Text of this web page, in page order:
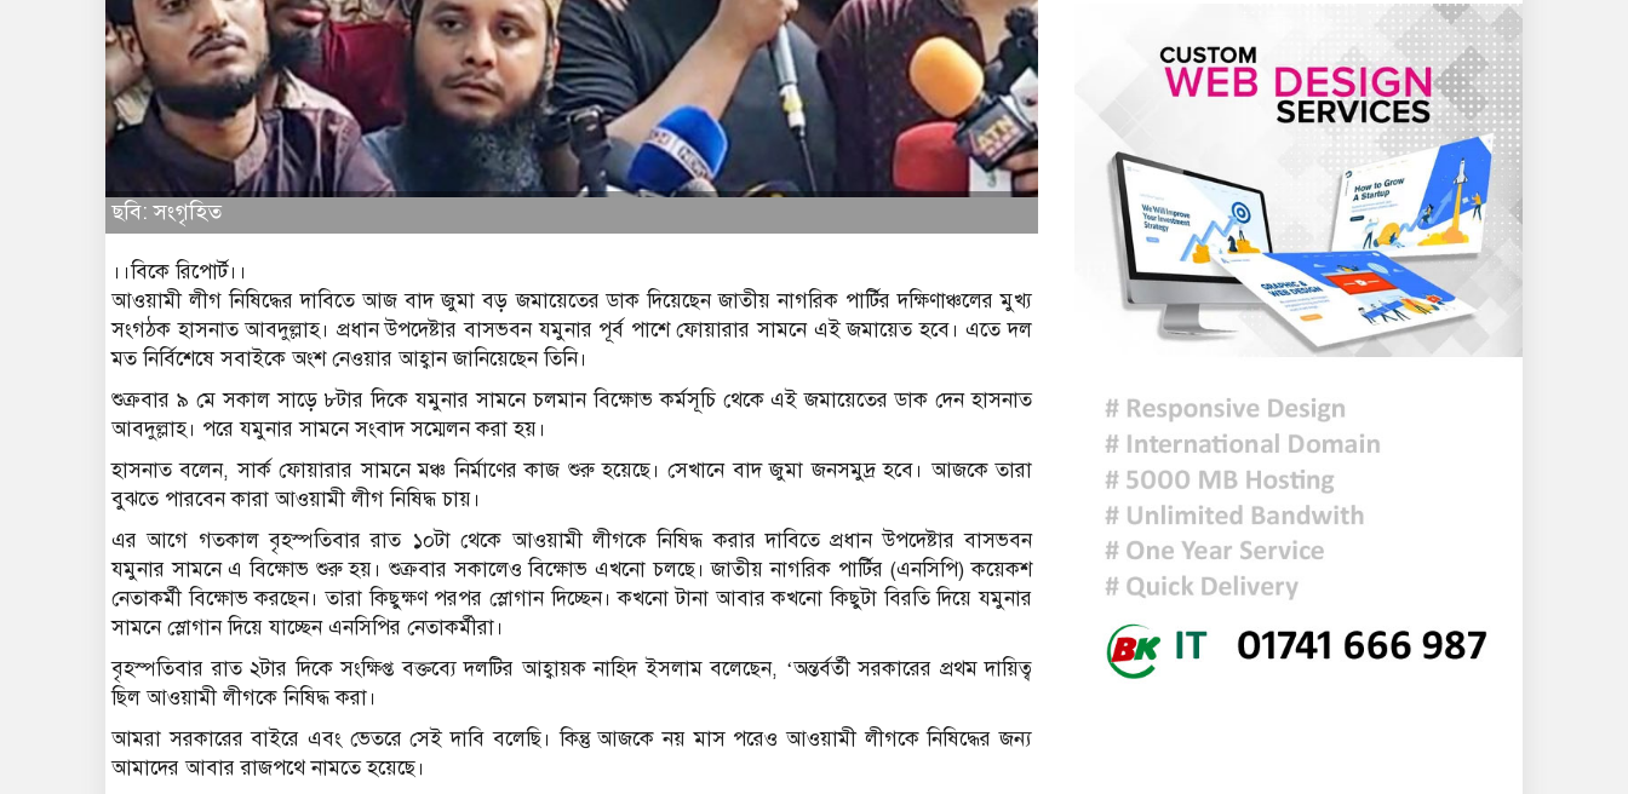
ছবি: সংগৃহিত
।।বিকে রিপোর্ট।।
আওয়ামী লীগ নিষিদ্ধের দাবিতে আজ বাদ জুমা বড় জমায়েতের ডাক দিয়েছেন জাতীয় নাগরিক পার্টির দক্ষিণাঞ্চলের মুখ্য
সংগঠক হাসনাত আবদুল্লাহ। প্রধান উপদেষ্টার বাসভবন যমুনার পূর্ব পাশে ফোয়ারার সামনে এই জমায়েত হবে। এতে দল
মত নির্বিশেষে সবাইকে অংশ নেওয়ার আহ্বান জানিয়েছেন তিনি।
শুক্রবার ৯ মে সকাল সাড়ে ৮টার দিকে যমুনার সামনে চলমান বিক্ষোভ কর্মসূচি থেকে এই জমায়েতের ডাক দেন হাসনাত
আবদুল্লাহ। পরে যমুনার সামনে সংবাদ সম্মেলন করা হয়।
হাসনাত বলেন, সার্ক ফোয়ারার সামনে মঞ্চ নির্মাণের কাজ শুরু হয়েছে। সেখানে বাদ জুমা জনসমুদ্র হবে। আজকে তারা
বুঝতে পারবেন কারা আওয়ামী লীগ নিষিদ্ধ চায়।
এর আগে গতকাল বৃহস্পতিবার রাত ১০টা থেকে আওয়ামী লীগকে নিষিদ্ধ করার দাবিতে প্রধান উপদেষ্টার বাসভবন
যমুনার সামনে এ বিক্ষোভ শুরু হয়। শুক্রবার সকালেও বিক্ষোভ এখনো চলছে। জাতীয় নাগরিক পার্টির (এনসিপি) কয়েকশ
নেতাকর্মী বিক্ষোভ করছেন। তারা কিছুক্ষণ পরপর স্লোগান দিচ্ছেন। কখনো টানা আবার কখনো কিছুটা বিরতি দিয়ে যমুনার
সামনে স্লোগান দিয়ে যাচ্ছেন এনসিপির নেতাকর্মীরা।
বৃহস্পতিবার রাত ২টার দিকে সংক্ষিপ্ত বক্তব্যে দলটির আহ্বায়ক নাহিদ ইসলাম বলেছেন, ‘অন্তর্বর্তী সরকারের প্রথম দায়িত্ব
ছিল আওয়ামী লীগকে নিষিদ্ধ করা।
আমরা সরকারের বাইরে এবং ভেতরে সেই দাবি বলেছি। কিন্তু আজকে নয় মাস পরেও আওয়ামী লীগকে নিষিদ্ধের জন্য
আমাদের আবার রাজপথে নামতে হয়েছে।
বিপজ্জনক মাত্রায় কমেছে
জুলাই শেষে শেয়ারবাজারে বিও
হিসাব কমেছে প্রায় ২৩ হাজার
৫ আগস্টের গণঅভ্যুত্থান ছিল
এদেশের জনগণের ঐক্যবদ্ধ
প্রচেষ্টার ফসল: চিফ হুইপ
দিল্লিতে গণমাধ্যমের সঙ্গে
ক্ষমতাচ্যুত শেখ হাসিনার
আলাপচারিতা নিয়ে ঢাকার ক্ষুব্ধ
প্রতিক্রিয়া
ফ্যাসিবাদবিরোধী আন্দোলনে
হত্যাকাণ্ডের বিচার হবে স্বচ্ছ,
নিরপেক্ষ ও বিশ্বাসযোগ্য :
প্রধানমন্ত্রী